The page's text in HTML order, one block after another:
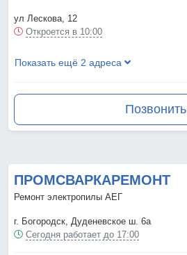
ул Лескова, 12
Откроется в 10:00
Показать ещё 2 адреса
Позвонить
ПРОМСВАРКАРЕМОНТ
Ремонт электропилы АЕГ
г. Богородск, Дуденевское ш. 6а
Сегодня работает до 17:00